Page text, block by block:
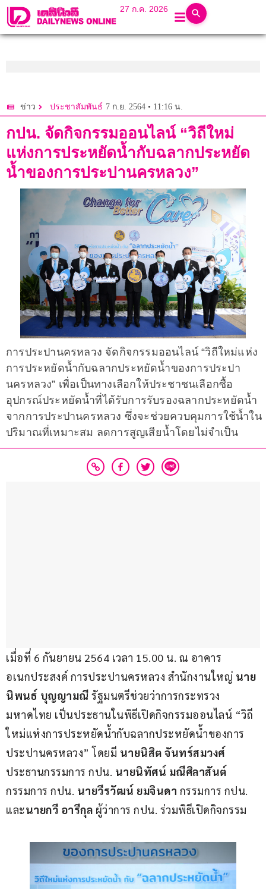
27 ก.ค. 2026
ข่าว ประชาสัมพันธ์ 7 ก.ย. 2564 • 11:16 น.
กปน. จัดกิจกรรมออนไลน์ “วิถีใหม่
แห่งการประหยัดน้ำกับฉลากประหยัด
น้ำของการประปานครหลวง”
การประปานครหลวง จัดกิจกรรมออนไลน์ “วิถีใหม่แห่ง
การประหยัดน้ำกับฉลากประหยัดน้ำของการประปา
นครหลวง” เพื่อเป็นทางเลือกให้ประชาชนเลือกซื้อ
อุปกรณ์ประหยัดน้ำที่ได้รับการรับรองฉลากประหยัดน้ำ
จากการประปานครหลวง ซึ่งจะช่วยควบคุมการใช้น้ำใน
ปริมาณที่เหมาะสม ลดการสูญเสียน้ำโดยไม่จำเป็น
เมื่อที่ 6 กันยายน 2564 เวลา 15.00 น. ณ อาคาร
อเนกประสงค์ การประปานครหลวง สำนักงานใหญ่ นาย
นิพนธ์ บุญญามณี รัฐมนตรีช่วยว่าการกระทรวง
มหาดไทย เป็นประธานในพิธีเปิดกิจกรรมออนไลน์ “วิถี
ใหม่แห่งการประหยัดน้ำกับฉลากประหยัดน้ำของการ
ประปานครหลวง” โดยมี นายนิสิต จันทร์สมวงศ์
ประธานกรรมการ กปน. นายนิทัศน์ มณีศิลาสันต์
กรรมการ กปน. นายวีรวัฒน์ ยมจินดา กรรมการ กปน.
และนายกวี อารีกุล ผู้ว่าการ กปน. ร่วมพิธีเปิดกิจกรรม